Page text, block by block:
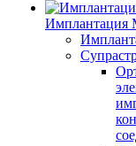
Имплантация